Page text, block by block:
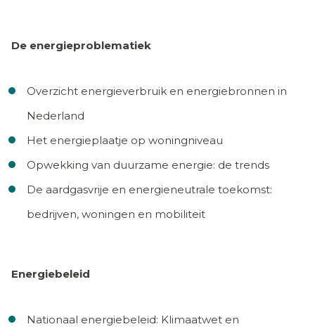
De energieproblematiek
Overzicht energieverbruik en energiebronnen in
Nederland
Het energieplaatje op woningniveau
Opwekking van duurzame energie: de trends
De aardgasvrije en energieneutrale toekomst:
bedrijven, woningen en mobiliteit
Energiebeleid
Nationaal energiebeleid: Klimaatwet en